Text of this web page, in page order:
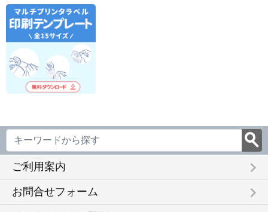
ご利用案内 keyboard_arrow_right
お問合せフォーム keyboard_arrow_right